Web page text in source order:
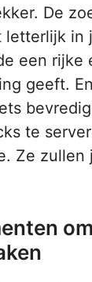
De
letterlijk in
een rijke
geeft.
te
Ze zullen